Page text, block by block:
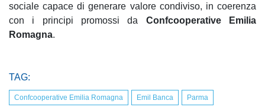
sociale capace di generare valore condiviso, in coerenza
con i principi promossi da Confcooperative Emilia
Romagna.
TAG:
Confcooperative Emilia Romagna Emil Banca Parma